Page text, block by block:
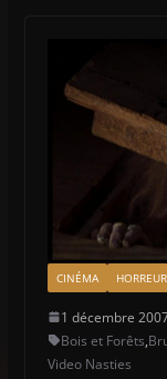
CINÉMA HORREUR
1 décembre
Bois et Forêts,
Video Nasties